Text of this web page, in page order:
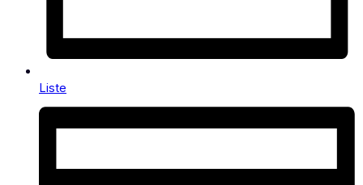
Liste